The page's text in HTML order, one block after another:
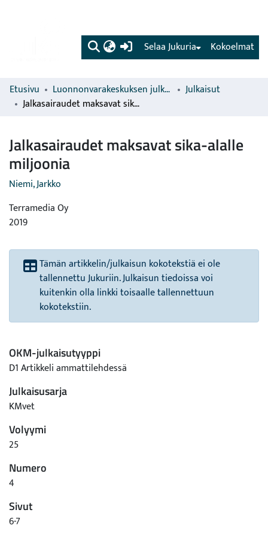
(current) Kokoelmat
Selaa Jukuria
Etusivu Luonnonvarakeskuksen julkaisut
Julkaisut
Jalkasairaudet maksavat sika-alalle miljoonia
Jalkasairaudet maksavat sika-alalle
miljoonia
Niemi, Jarkko
Terramedia Oy
2019
Tämän artikkelin/julkaisun kokotekstiä ei ole
tallennettu Jukuriin. Julkaisun tiedoissa voi
kuitenkin olla linkki toisaalle tallennettuun
kokotekstiin.
OKM-julkaisutyyppi
D1 Artikkeli ammattilehdessä
Julkaisusarja
KMvet
Volyymi
25
Numero
4
Sivut
6-7